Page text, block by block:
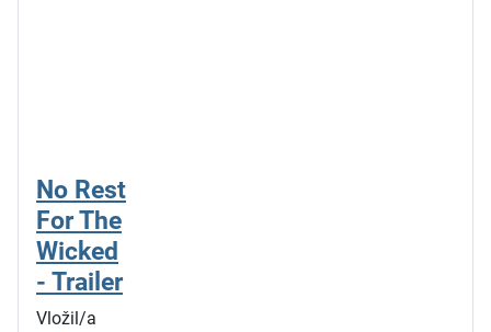
No Rest
For The
Wicked
- Trailer
Vložil/a